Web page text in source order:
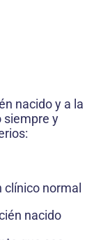
nacido y a la
siempre y
clínico normal
nacido